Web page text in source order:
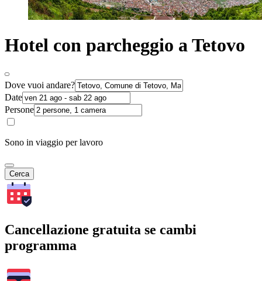
Hotel con parcheggio a Tetovo
Dove vuoi andare?
Date
Persone
Sono in viaggio per lavoro
Cerca
Cancellazione gratuita se cambi
programma